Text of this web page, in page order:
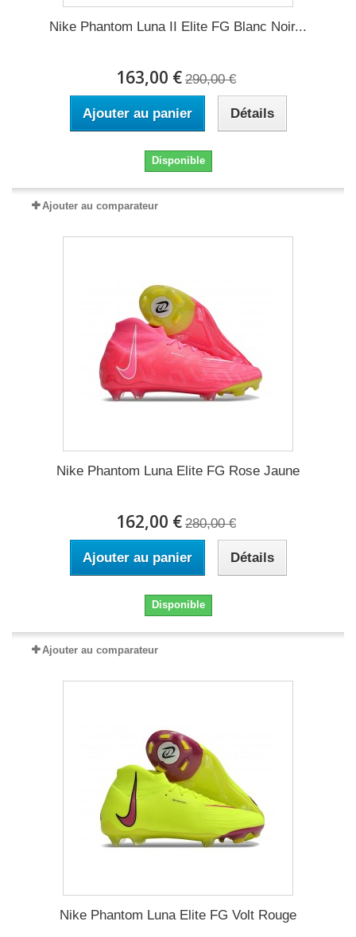
Nike Phantom Luna II Elite FG Blanc Noir...
163,00 € 290,00 €
Ajouter au panier Détails
Disponible
Ajouter au comparateur
Nike Phantom Luna Elite FG Rose Jaune
162,00 € 280,00 €
Ajouter au panier Détails
Disponible
Ajouter au comparateur
Nike Phantom Luna Elite FG Volt Rouge